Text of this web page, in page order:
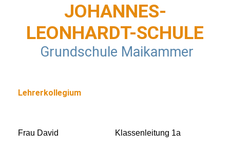
JOHANNES-
LEONHARDT-SCHULE
Grundschule Maikammer
Lehrerkollegium
Frau David Klassenleitung 1a